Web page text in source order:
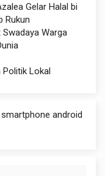
Gelar Halal bi
Rukun
Swadaya Warga
Politik Lokal
android